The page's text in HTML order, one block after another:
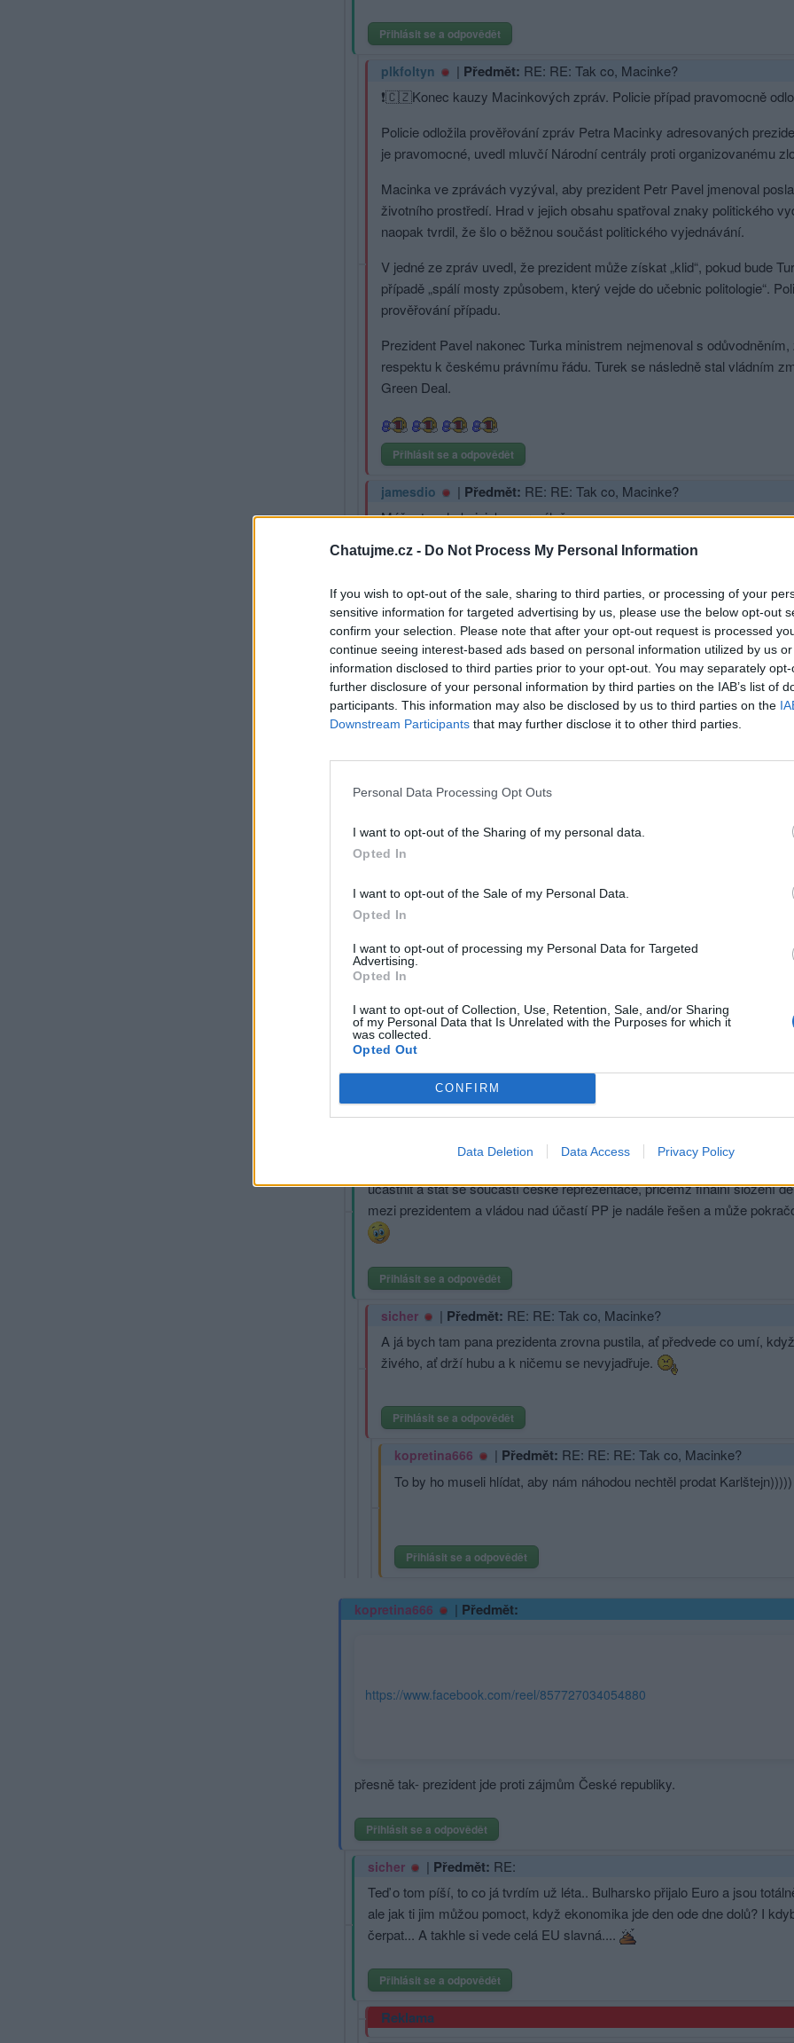
Chatujme.cz - Do Not Process My Personal Information
If you wish to opt-out of the sale, sharing to third parties, or processing of your
sensitive information for targeted advertising by us, please use the below opt-out
confirm your selection. Please note that after your opt-out request is processed
continue seeing interest-based ads based on personal information utilized by us
information disclosed to third parties prior to your opt-out. You may separately
further disclosure of your personal information by third parties on the IAB’s list of
participants. This information may also be disclosed by us to third parties on the
Downstream Participants that may further disclose it to other third parties.
Personal Data Processing Opt Outs
I want to opt-out of the Sharing of my personal data.
Opted In
I want to opt-out of the Sale of my Personal Data.
Opted In
I want to opt-out of processing my Personal Data for Targeted
Advertising.
Opted In
I want to opt-out of Collection, Use, Retention, Sale, and/or Sharing
of my Personal Data that Is Unrelated with the Purposes for which it
was collected.
Opted Out
CONFIRM
Data Deletion Data Access Privacy Policy
Přihlásit se a odpovědět
plkfoltyn | Předmět: RE: RE: Tak co, Macinke?
❗️🇨🇿Konec kauzy Macinkových zpráv. Policie případ pravomocně
Policie odložila prověřování zpráv Petra Macinky adresovaných
je pravomocné, uvedl mluvčí Národní centrály proti organizovanému
Macinka ve zprávách vyzýval, aby prezident Petr Pavel jmenoval
životního prostředí. Hrad v jejich obsahu spatřoval znaky politického
naopak tvrdil, že šlo o běžnou součást politického vyjednávání.
V jedné ze zpráv uvedl, že prezident může získat „klid“, pokud bude
případě „spálí mosty způsobem, který vejde do učebnic politologie“.
prověřování případu.
Prezident Pavel nakonec Turka ministrem nejmenoval s
respektu k českému právnímu řádu. Turek se následně stal vládním
Green Deal.
Přihlásit se a odpovědět
jamesdio | Předmět: RE: RE: Tak co, Macinke?
Máš v tom hokej, jako normálně
Přihlásit se a odpovědět
kopretina666 | Předmět:RE: RE: RE: Tak co, Macinke?
A co to mění na tom, že to řekl?
Přihlásit se a odpovědět
V kontextu příspěvku sichera, na který jsem reagoval, je to
milkocicak
Přihlásit se a odpovědět
RE: Tak co, Macinke?
Aktuálně platí, že prezident Pavel na summitu nebude oficiálně
účastnit a stát se součástí české reprezentace, přičemž finální složení
mezi prezidentem a vládou nad účastí PP je nadále řešen a může
Přihlásit se a odpovědět
sicher | Předmět: RE: RE: Tak co, Macinke?
A já bych tam pana prezidenta zrovna pustila, ať předvede co umí,
živého, ať drží hubu a k ničemu se nevyjadřuje.
Přihlásit se a odpovědět
kopretina666 | Předmět: RE: RE: RE: Tak co, Macinke?
To by ho museli hlídat, aby nám náhodou nechtěl prodat Karlštejn)))))
Přihlásit se a odpovědět
kopretina666 | Předmět:
https://www.facebook.com/reel/857727034054880
přesně tak- prezident jde proti zájmům České republiky.
Přihlásit se a odpovědět
sicher | Předmět: RE:
Teď o tom píší, to co já tvrdím už léta.. Bulharsko přijalo Euro a jsou
ale jak ti jim můžou pomoct, když ekonomika jde den ode dne dolů? I
čerpat... A takhle si vede celá EU slavná....
Přihlásit se a odpovědět
Reklama